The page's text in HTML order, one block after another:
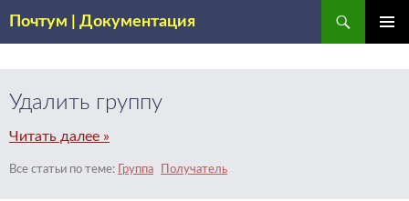
Почтум | Документация
Удалить группу
Читать далее »
Группа Получатель